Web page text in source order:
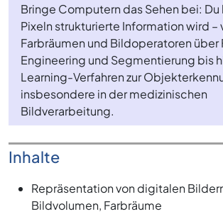
Bringe Computern das Sehen bei: Du
Pixeln strukturierte Information wird –
Farbräumen und Bildoperatoren über
Engineering und Segmentierung bis
Learning-Verfahren zur
insbesondere in der medizinischen
Bildverarbeitung.
Inhalte
Repräsentation von digitalen
Bildvolumen, Farbräume